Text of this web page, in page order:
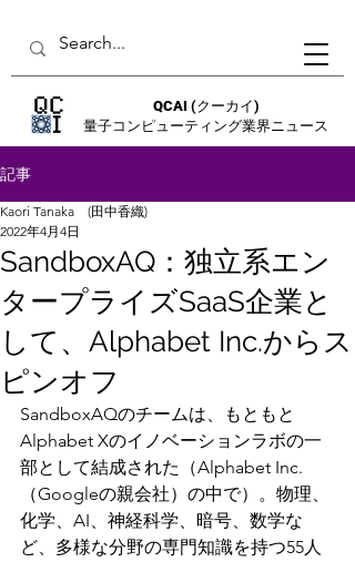
QCAI (クーカイ)
量子コンピューティング業界ニュース
記事
SandboxAQ：独立系エン
タープライズSaaS企業と
して、Alphabet Inc.からス
ピンオフ
Kaori Tanaka (田中香織)
2022年4月4日
SandboxAQのチームは、もともと
Alphabet Xのイノベーションラボの一
部として結成された（Alphabet Inc.
（Googleの親会社）の中で）。物理、
化学、AI、神経科学、暗号、数学な
ど、多様な分野の専門知識を持つ55人